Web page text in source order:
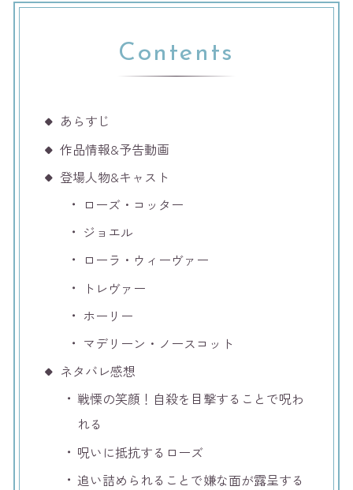
Contents
あらすじ
作品情報&予告動画
登場人物&キャスト
ローズ・コッター
ジョエル
ローラ・ウィーヴァー
トレヴァー
ホーリー
マデリーン・ノースコット
ネタバレ感想
戦慄の笑顔！自殺を目撃することで呪わ
れる
呪いに抵抗するローズ
追い詰められることで嫌な面が露呈する